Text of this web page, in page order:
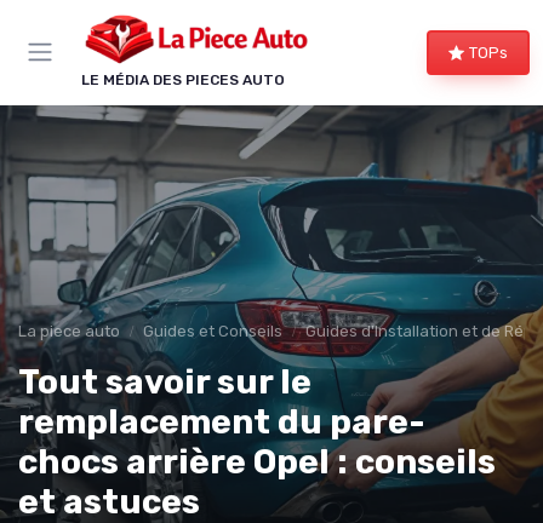
LE MÉDIA DES PIECES AUTO
TOPs
La piece auto Guides et Conseils Guides d'Installation et de
Tout savoir sur le
remplacement du pare-
chocs arrière Opel : conseils
et astuces
Panneau de gestion des cookies